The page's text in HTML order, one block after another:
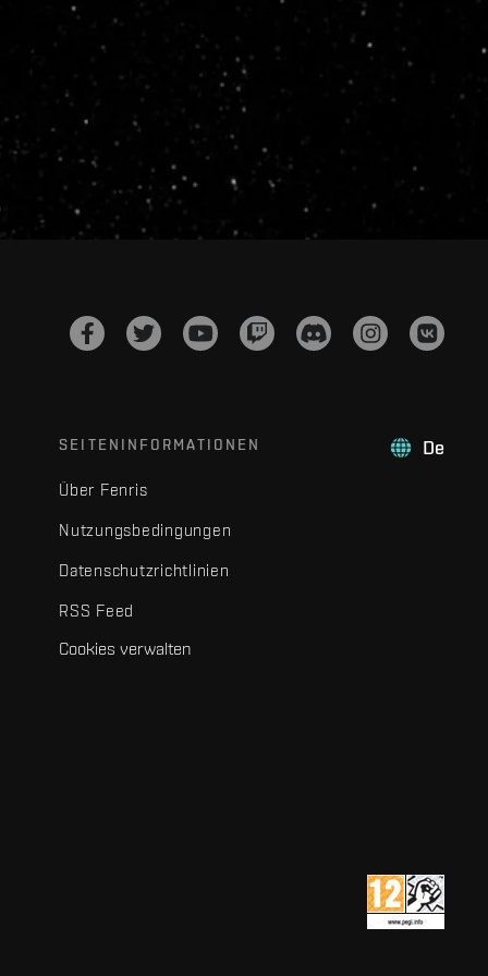
De
SEITENINFORMATIONEN
Über Fenris
Nutzungsbedingungen
Datenschutzrichtlinien
RSS Feed
Cookies verwalten